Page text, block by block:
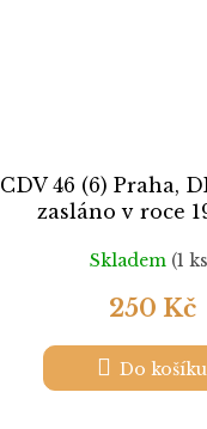
CDV 46 (6) Praha,
zasláno v roce
lehká omačkání,
provozu
Skladem (1
250 Kč
Do košíku